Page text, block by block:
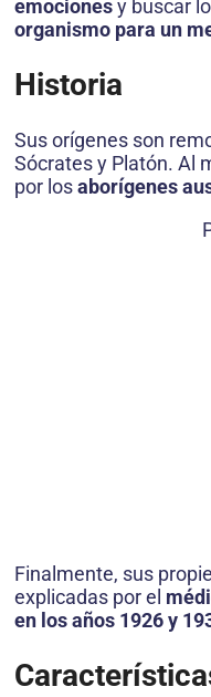
emocionesy buscar
organismo para un
Historia
Sus orígenes son
Sócrates y Platón. Al
por losaborígenes
Finalmente, sus
explicadas por el
en los años 1926 y